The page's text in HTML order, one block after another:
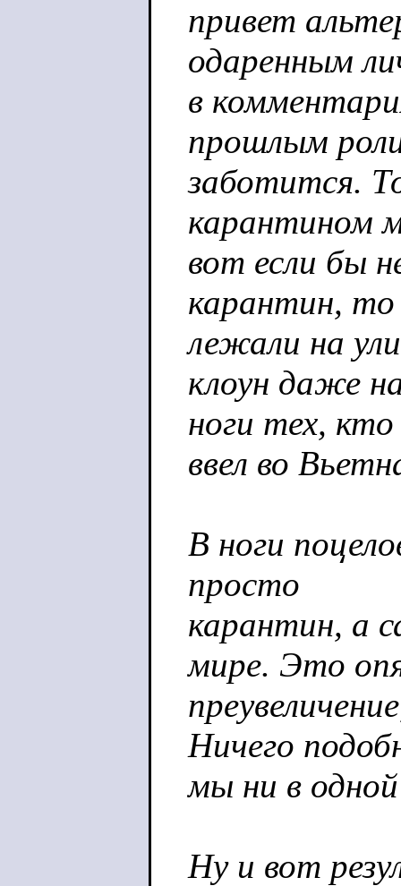
привет
одаренным
в
прошлым
заботится.
карантином
вот если бы
карантин,
лежали на
клоун даже
ноги тех, кто
ввел во
В ноги
просто
карантин, а
мире. Это
Ничего
мы ни в
Ну и вот